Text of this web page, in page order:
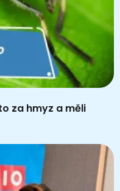
za hmyz a měli